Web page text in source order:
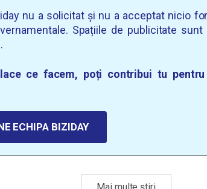
nu a solicitat și nu a acceptat nicio
Spațiile de publicitate sunt
ce facem, poți contribui tu pentru
ECHIPA BIZIDAY